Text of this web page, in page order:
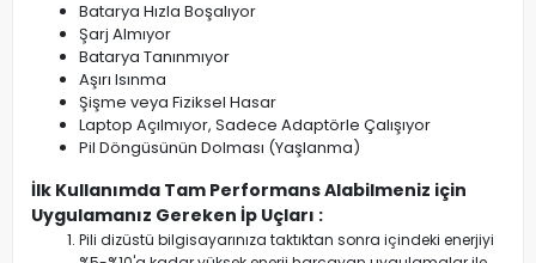
Batarya Hızla Boşalıyor
Şarj Almıyor
Batarya Tanınmıyor
Aşırı Isınma
Şişme veya Fiziksel Hasar
Laptop Açılmıyor, Sadece Adaptörle Çalışıyor
Pil Döngüsünün Dolması (Yaşlanma)
İlk Kullanımda Tam Performans Alabilmeniz için
Uygulamanız Gereken İp Uçları :
Pili dizüstü bilgisayarınıza taktıktan sonra içindeki enerjiyi